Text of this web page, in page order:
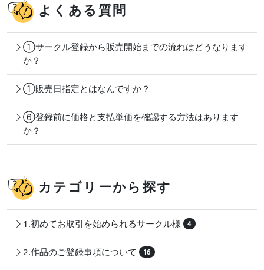
よくある質問
①サークル登録から販売開始までの流れはどうなります
か？
①販売日指定とはなんですか？
⑥登録前に価格と支払単価を確認する方法はあります
か？
カテゴリーから探す
1.初めてお取引を始められるサークル様 4
2.作品のご登録事項について 16